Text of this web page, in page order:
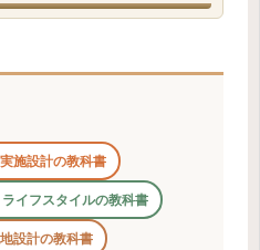
施設計の教科書
イフスタイルの教科書
設計の教科書